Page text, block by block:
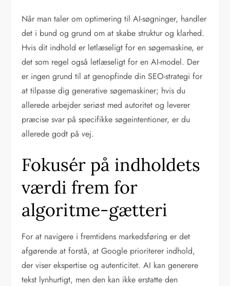
Når man taler om optimering til AI-søgninger, handler
det i bund og grund om at skabe struktur og klarhed.
Hvis dit indhold er letlæseligt for en søgemaskine, er
det som regel også letlæseligt for en AI-model. Der
er ingen grund til at genopfinde din SEO-strategi for
at tilpasse dig generative søgemaskiner; hvis du
allerede arbejder seriøst med autoritet og leverer
præcise svar på specifikke søgeintentioner, er du
allerede godt på vej.
Fokusér på indholdets
værdi frem for
algoritme-gætteri
For at navigere i fremtidens markedsføring er det
afgørende at forstå, at Google prioriterer indhold,
der viser ekspertise og autenticitet. AI kan generere
tekst lynhurtigt, men den kan ikke erstatte den